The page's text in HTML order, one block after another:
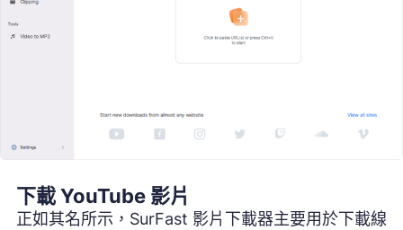
下載 YouTube 影片
正如其名所示，SurFast 影片下載器主要用於下載線